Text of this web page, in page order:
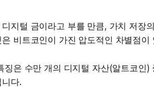
지털 금이라고 부를 만큼, 가치 저장
비트코인이 가진 압도적인 차별점이
징은 수만 개의 디지털 자산(알트코인
다.